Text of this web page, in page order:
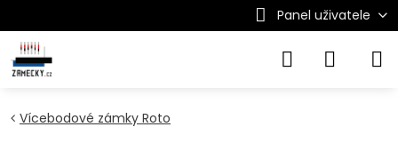
Panel uživatele
Vícebodové zámky Roto